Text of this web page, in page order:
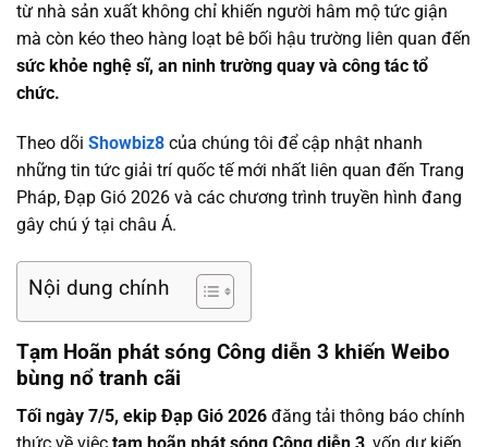
từ nhà sản xuất không chỉ khiến người hâm mộ tức giận
mà còn kéo theo hàng loạt bê bối hậu trường liên quan đến
sức khỏe nghệ sĩ, an ninh trường quay và công tác tổ
chức.
Theo dõi Showbiz8 của chúng tôi để cập nhật nhanh
những tin tức giải trí quốc tế mới nhất liên quan đến Trang
Pháp, Đạp Gió 2026 và các chương trình truyền hình đang
gây chú ý tại châu Á.
Nội dung chính
Tạm Hoãn phát sóng Công diễn 3 khiến Weibo
bùng nổ tranh cãi
Tối ngày 7/5, ekip Đạp Gió 2026 đăng tải thông báo chính
thức về việc tạm hoãn phát sóng Công diễn 3, vốn dự kiến